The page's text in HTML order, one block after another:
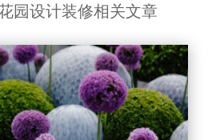
园设计装修相关文章